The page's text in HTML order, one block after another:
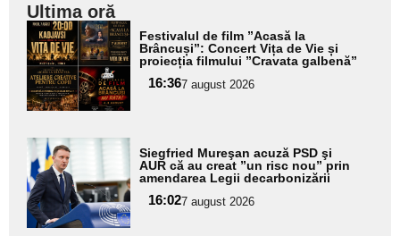
Ultima oră
Adaugă
aici textul
pentru
subtitlu
Festivalul de film ”Acasă la
Brâncuși”: Concert Vița de Vie și
proiecția filmului ”Cravata galbenă”
16:367 august 2026
Adaugă
aici textul
pentru
subtitlu
Siegfried Mureşan acuză PSD şi
AUR că au creat ”un risc nou” prin
amendarea Legii decarbonizării
16:027 august 2026